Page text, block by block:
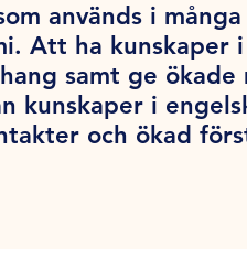
används i
Att ha kunskaper
samt ge
kunskaper i
och ökad